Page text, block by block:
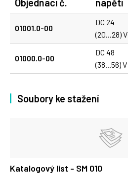
Objednací č.
napětí
01001.0-00
DC 24
(20...28) V
01000.0-00
DC 48
(38...56) V
Soubory ke stažení
Katalogový list - SM 010